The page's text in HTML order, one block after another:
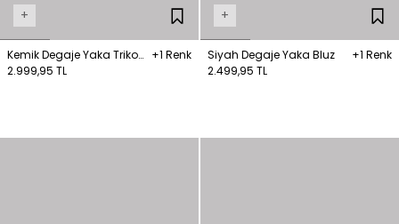
+
Kemik Degaje Yaka Triko
Bluz
+1 Renk
2.999,95 TL
+
Siyah Degaje Yaka Bluz
+1 Renk
2.499,95 TL